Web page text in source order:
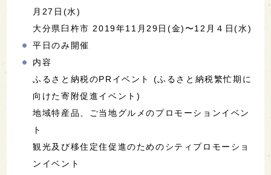
月27日(水)
大分県臼杵市 2019年11月29日(金)〜12月４日(水)
平日のみ開催
内容
ふるさと納税のPRイベント (ふるさと納税繁忙期に
向けた寄附促進イベント)
地域特産品、ご当地グルメのプロモーションイベン
ト
観光及び移住定住促進のためのシティプロモーショ
ンイベント